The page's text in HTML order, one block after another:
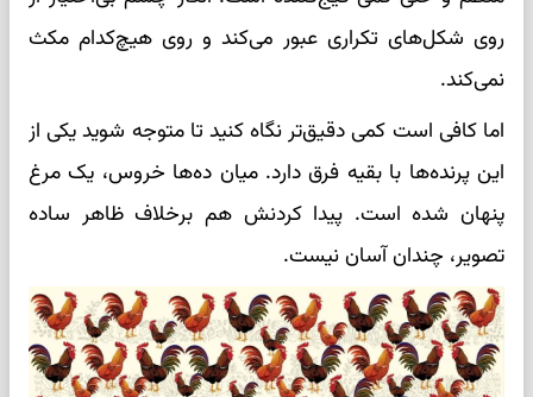
روی شکل‌های تکراری عبور می‌کند و روی هیچ‌کدام مکث
نمی‌کند.
اما کافی است کمی دقیق‌تر نگاه کنید تا متوجه شوید یکی از
این پرنده‌ها با بقیه فرق دارد. میان ده‌ها خروس، یک مرغ
پنهان شده است. پیدا کردنش هم برخلاف ظاهر ساده
تصویر، چندان آسان نیست.